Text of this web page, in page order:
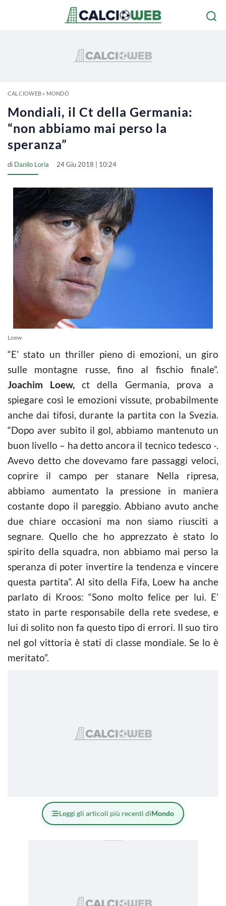
CALCIOWEB» MONDO
Mondiali, il Ct della Germania:
“non abbiamo mai perso la
speranza”
di Danilo Loria 24 Giu 2018 | 10:24
Loew
“E’ stato un thriller pieno di emozioni, un giro
sulle montagne russe, fino al fischio finale”.
Joachim Loew, ct della Germania, prova a
spiegare così le emozioni vissute, probabilmente
anche dai tifosi, durante la partita con la Svezia.
“Dopo aver subito il gol, abbiamo mantenuto un
buon livello – ha detto ancora il tecnico tedesco -.
Avevo detto che dovevamo fare passaggi veloci,
coprire il campo per stanare Nella ripresa,
abbiamo aumentato la pressione in maniera
costante dopo il pareggio. Abbiano avuto anche
due chiare occasioni ma non siamo riusciti a
segnare. Quello che ho apprezzato è stato lo
spirito della squadra, non abbiamo mai perso la
speranza di poter invertire la tendenza e vincere
questa partita”. Al sito della Fifa, Loew ha anche
parlato di Kroos: “Sono molto felice per lui. E’
stato in parte responsabile della rete svedese, e
lui di solito non fa questo tipo di errori. Il suo tiro
nel gol vittoria è stati di classe mondiale. Se lo è
meritato”.
Leggi gli articoli più recenti diMondo